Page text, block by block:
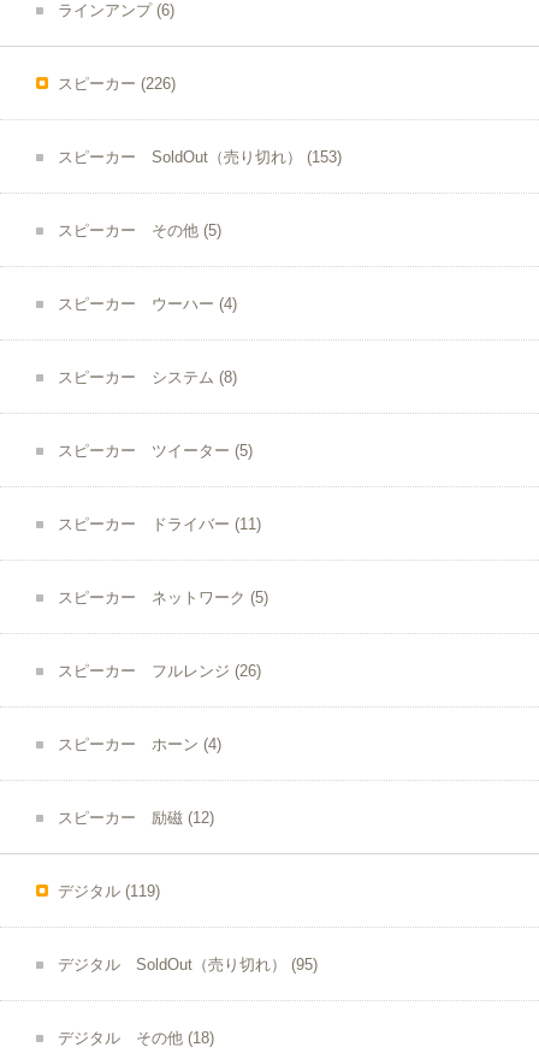
ラインアンプ (6)
スピーカー (226)
スピーカー SoldOut（売り切れ） (153)
スピーカー その他 (5)
スピーカー ウーハー (4)
スピーカー システム (8)
スピーカー ツイーター (5)
スピーカー ドライバー (11)
スピーカー ネットワーク (5)
スピーカー フルレンジ (26)
スピーカー ホーン (4)
スピーカー 励磁 (12)
デジタル (119)
デジタル SoldOut（売り切れ） (95)
デジタル その他 (18)